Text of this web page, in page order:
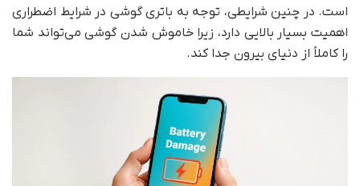
است. در چنین شرایطی، توجه به باتری گوشی در شرایط اضطراری
اهمیت بسیار بالایی دارد، زیرا خاموش شدن گوشی می‌تواند شما
را کاملاً از دنیای بیرون جدا کند.